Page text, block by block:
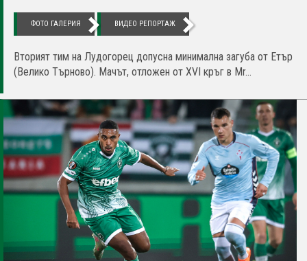
ФОТО ГАЛЕРИЯ ВИДЕО РЕПОРТАЖ
Вторият тим на Лудогорец допусна минимална загуба от Етър
(Велико Търново). Мачът, отложен от XVI кръг в Mr...